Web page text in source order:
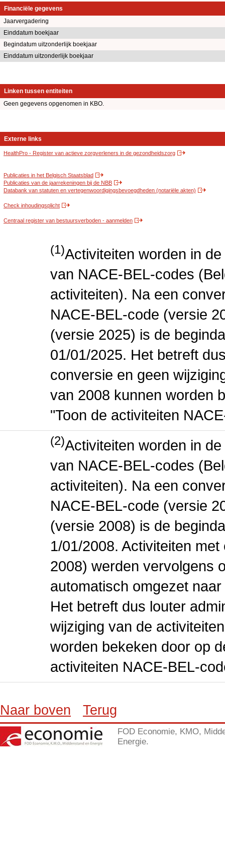
Financiële gegevens
Jaarvergadering
Einddatum boekjaar
Begindatum uitzonderlijk boekjaar
Einddatum uitzonderlijk boekjaar
Linken tussen entiteiten
Geen gegevens opgenomen in KBO.
Externe links
HealthPro - Register van actieve zorgverleners in de gezondheidszorg
Publicaties in het Belgisch Staatsblad
Publicaties van de jaarrekeningen bij de NBB
Databank van statuten en vertegenwoordigingsbevoegdheden (notariële akten)
Check inhoudingsplicht
Centraal register van bestuursverboden - aanmelden
(1)Activiteiten worden in
van NACE-BEL-codes
activiteiten). Na een
NACE-BEL-code (versie
(versie 2025) is de
01/01/2025. Het betreft
conversie en geen
van 2008 kunnen worden
"Toon de activiteiten
(2)Activiteiten worden in
van NACE-BEL-codes
activiteiten). Na een
NACE-BEL-code (versie
(versie 2008) is de
1/01/2008. Activiteiten
2008) werden vervolgens
automatisch omgezet
Het betreft dus louter
wijziging van de
worden bekeken door op
activiteiten NACE-BEL-
Naar boven Terug
FOD Economie, KMO,
Energie.